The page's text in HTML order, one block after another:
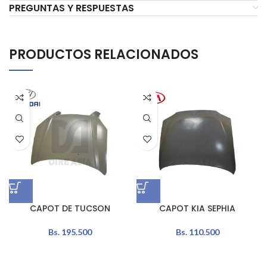
PREGUNTAS Y RESPUESTAS
PRODUCTOS RELACIONADOS
CAPOT DE TUCSON
Bs.195.500
CAPOT KIA SEPHIA
Bs.110.500